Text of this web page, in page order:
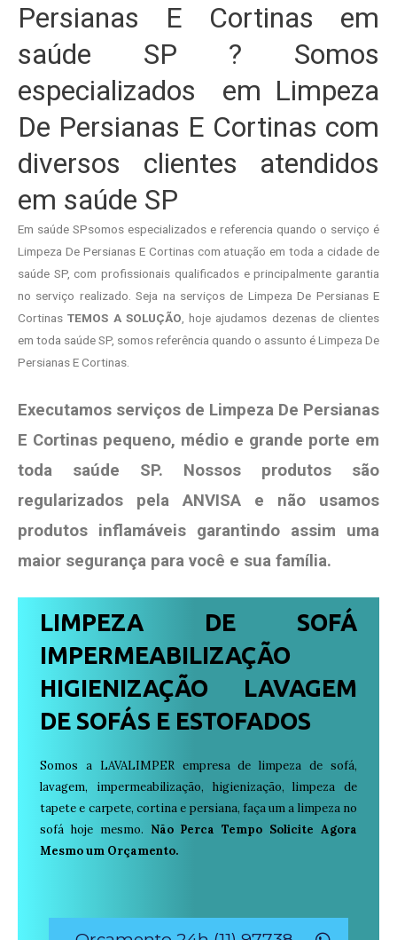
Persianas E Cortinas em
saúde SP ? Somos
especializados em Limpeza
De Persianas E Cortinas com
diversos clientes atendidos
em saúde SP
Em saúde SPsomos especializados e referencia quando o serviço é
Limpeza De Persianas E Cortinas com atuação em toda a cidade de
saúde SP, com profissionais qualificados e principalmente garantia
no serviço realizado. Seja na serviços de Limpeza De Persianas E
CortinasTEMOS A SOLUÇÃO , hoje ajudamos dezenas de clientes
em toda saúde SP, somos referência quando o assunto é Limpeza De
Persianas E Cortinas.
Executamos serviços de Limpeza De Persianas
E Cortinas pequeno, médio e grande porte em
toda saúde SP. Nossos produtos são
regularizados pela ANVISA e não usamos
produtos inflamáveis garantindo assim uma
maior segurança para você e sua família.
LIMPEZA DE SOFÁ
IMPERMEABILIZAÇÃO
HIGIENIZAÇÃO LAVAGEM
DE SOFÁS E ESTOFADOS
Somos a LAVALIMPER empresa de limpeza de sofá,
lavagem, impermeabilização, higienização, limpeza de
tapete e carpete, cortina e persiana, faça um a limpeza no
sofá hoje mesmo. Não Perca Tempo Solicite Agora
Mesmo um Orçamento.